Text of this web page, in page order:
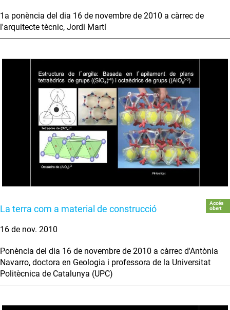
1a ponència del dia 16 de novembre de 2010 a càrrec de
l'arquitecte tècnic, Jordi Martí
La terra com a material de construcció
Accés
obert
16 de nov. 2010
Ponència del dia 16 de novembre de 2010 a càrrec d'Antònia
Navarro, doctora en Geologia i professora de la Universitat
Politècnica de Catalunya (UPC)